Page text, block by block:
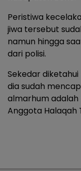
Peristiwa
jiwa tersebut
namun hingga
dari polisi.
Sekedar
dia sudah
almarhum adalah
Anggota Halaqah